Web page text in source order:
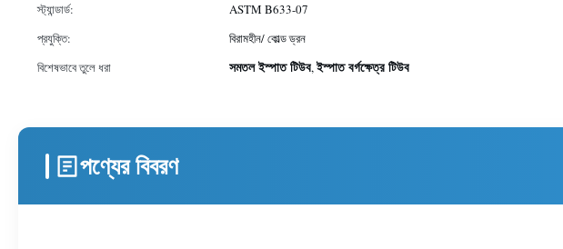
স্ট্যান্ডার্ড:
ASTM B633-07
প্রযুক্তি:
বিরামহীন/ কোল্ড ড্রন
বিশেষভাবে তুলে ধরা
সমতল ইস্পাত টিউব,ইস্পাত বর্গক্ষেত্র টিউব
পণ্যের বিবরণ